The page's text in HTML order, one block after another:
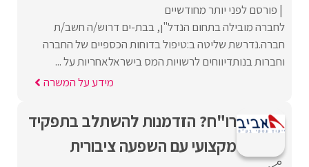
פורסם לפני יותר מחודשיים
לחברה מובילה בתחום הנדל"ן, בבת-ים דרוש/ה חשב/ת
חברה.נדרשת שליטה ב:טיפול בדוחות הכספיים של החברה
וחברות בנותדיווחים לרשויות המס בישראלאחריות על ...
מידע על המשרה
רו"ח? הזדמנות להשתלב בתפקיד
מקצועי עם השפעה ציבורית